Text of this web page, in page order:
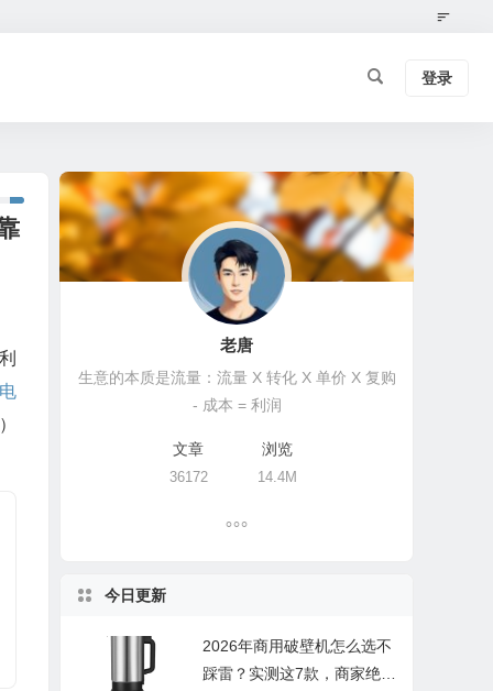
登录
老唐
生意的本质是流量：流量 X 转化 X 单价 X 复购
- 成本 = 利润
文章
36172
浏览
14.4M
今日更新
2026年商用破壁机怎么选不
踩雷？实测这7款，商家绝不